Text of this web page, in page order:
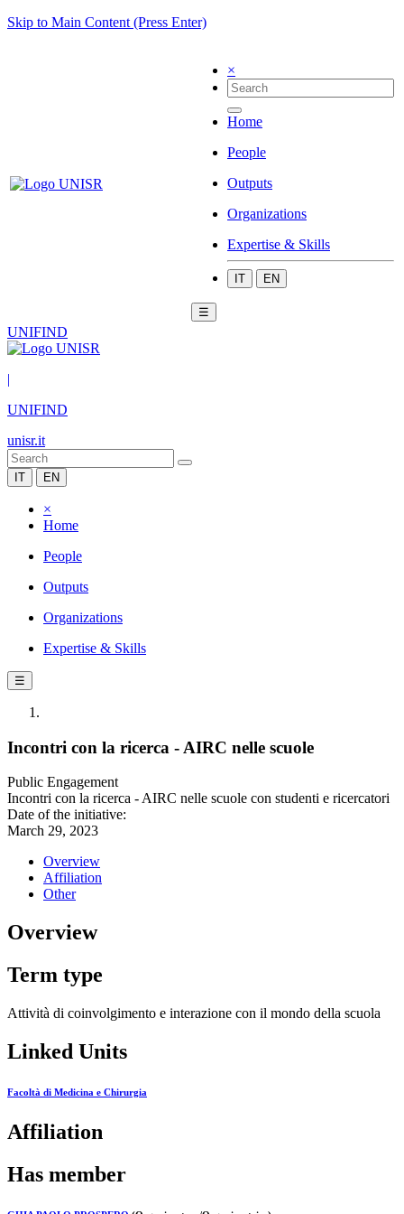
Skip to Main Content (Press Enter)
×
Home
People
Outputs
Organizations
Expertise & Skills
IT EN
☰
UNIFIND
|
UNIFIND
unisr.it
IT EN
×
Home
People
Outputs
Organizations
Expertise & Skills
☰
Incontri con la ricerca - AIRC nelle scuole
Public Engagement
Incontri con la ricerca - AIRC nelle scuole con studenti e ricercatori
Date of the initiative:
March 29, 2023
Overview
Affiliation
Other
Overview
Term type
Attività di coinvolgimento e interazione con il mondo della scuola
Linked Units
Facoltà di Medicina e Chirurgia
Affiliation
Has member